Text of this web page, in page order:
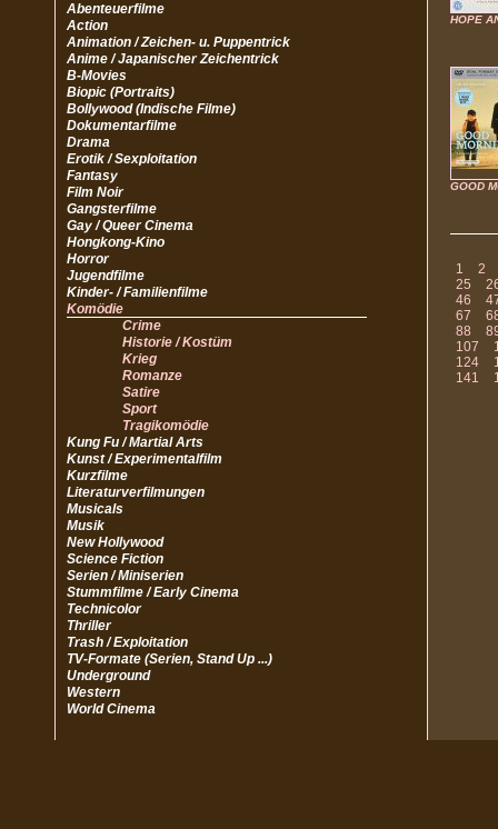
Abenteuerfilme
Action
Animation / Zeichen- u. Puppentrick
Anime / Japanischer Zeichentrick
B-Movies
Biopic (Portraits)
Bollywood (Indische Filme)
Dokumentarfilme
Drama
Erotik / Sexploitation
Fantasy
Film Noir
Gangsterfilme
Gay / Queer Cinema
Hongkong-Kino
Horror
Jugendfilme
Kinder- / Familienfilme
Komödie
Crime
Historie / Kostüm
Krieg
Romanze
Satire
Sport
Tragikomödie
Kung Fu / Martial Arts
Kunst / Experimentalfilm
Kurzfilme
Literaturverfilmungen
Musicals
Musik
New Hollywood
Science Fiction
Serien / Miniserien
Stummfilme / Early Cinema
Technicolor
Thriller
Trash / Exploitation
TV-Formate (Serien, Stand Up ...)
Underground
Western
World Cinema
HOPE
GOOD
1
2
25
46
67
88
107
124
141